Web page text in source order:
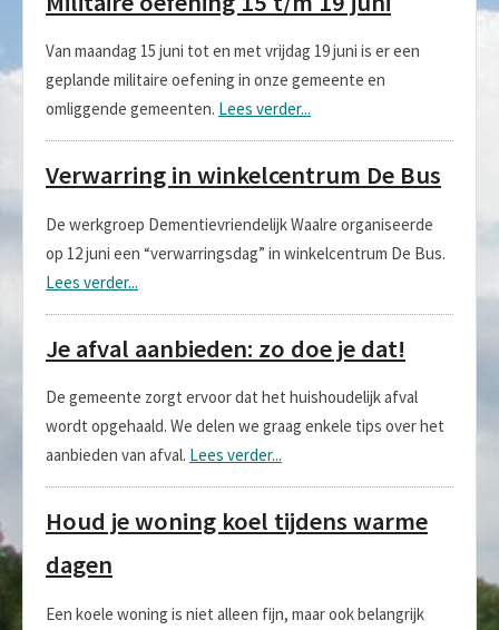
Van maandag 15 juni tot en met vrijdag 19 juni is er een
geplande militaire oefening in onze gemeente en
omliggende gemeenten. Lees verder...
Verwarring in winkelcentrum De Bus
De werkgroep Dementievriendelijk Waalre organiseerde
op 12 juni een “verwarringsdag” in winkelcentrum De Bus.
Lees verder...
Je afval aanbieden: zo doe je dat!
De gemeente zorgt ervoor dat het huishoudelijk afval
wordt opgehaald. We delen we graag enkele tips over het
aanbieden van afval. Lees verder...
Houd je woning koel tijdens warme
dagen
Een koele woning is niet alleen fijn, maar ook belangrijk